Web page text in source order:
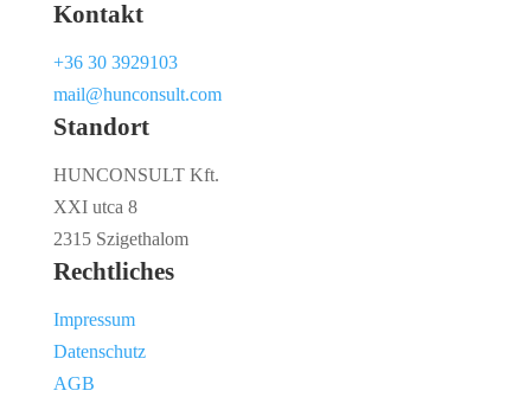
Kontakt
+36 30 3929103
mail@hunconsult.com
Standort
HUNCONSULT Kft.
XXI utca 8
2315 Szigethalom
Rechtliches
Impressum
Datenschutz
AGB